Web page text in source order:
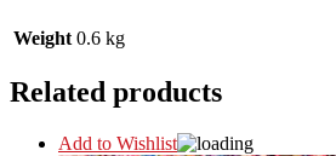
Weight 0.6 kg
Related products
Add to Wishlist